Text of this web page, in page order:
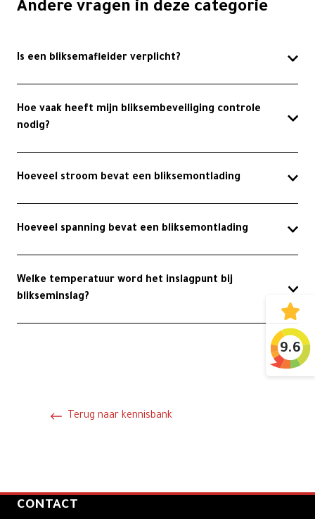
9.6
Andere vragen in deze categorie
Is een bliksemafleider verplicht?
Hoe vaak heeft mijn bliksembeveiliging controle
nodig?
Hoeveel stroom bevat een bliksemontlading
Hoeveel spanning bevat een bliksemontlading
Welke temperatuur word het inslagpunt bij
blikseminslag?
Terug naar kennisbank
CONTACT